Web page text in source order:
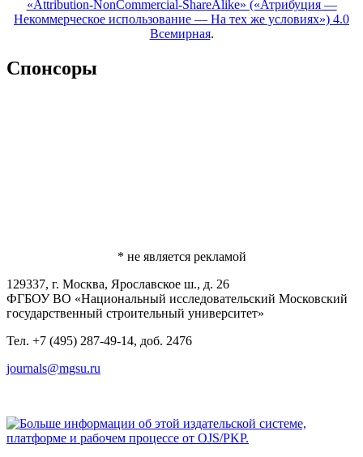
«Attribution-NonCommercial-ShareAlike» («Атрибуция —
Некоммерческое использование — На тех же условиях») 4.0
Всемирная.
Спонсоры
* не является рекламой
129337, г. Москва, Ярославское ш., д. 26
ФГБОУ ВО «Национальный исследовательский Московский
государственный строительный университет»
Тел. +7 (495) 287-49-14, доб. 2476
journals@mgsu.ru